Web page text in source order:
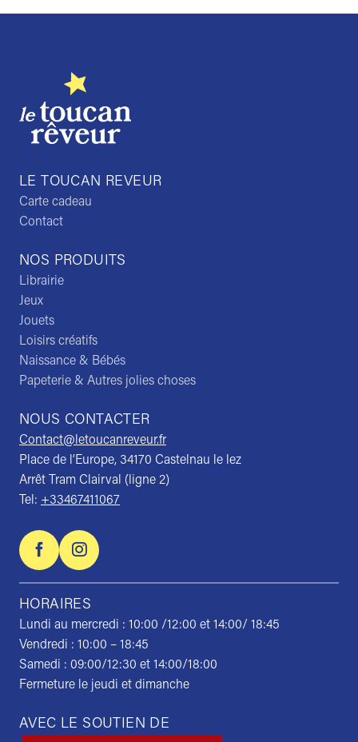
NOS PRODUITS
Librairie
Jeux
Jouets
Loisirs créatifs
Naissance & Bébés
Papeterie & Autres jolies choses
NOUS CONTACTER
Contact@letoucanreveur.fr
Place de l’Europe, 34170 Castelnau le lez
Arrêt Tram Clairval (ligne 2)
Tel: +33467411067
HORAIRES
Lundi au mercredi : 10:00 /12:00 et 14:00/ 18:45
Vendredi : 10:00 – 18:45
Samedi : 09:00/12:30 et 14:00/18:00
Fermeture le jeudi et dimanche
LE TOUCAN REVEUR
Carte cadeau
Contact
AVEC LE SOUTIEN DE